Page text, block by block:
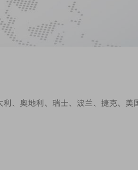
、奥地利、瑞士、波兰、捷克、美